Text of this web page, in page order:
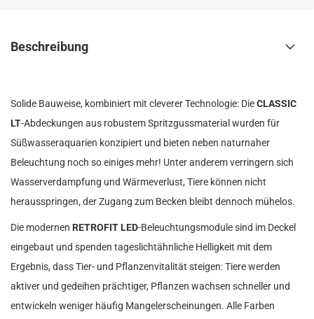
Beschreibung
Solide Bauweise, kombiniert mit cleverer Technologie: DieCLASSIC
LT-Abdeckungen aus robustem Spritzgussmaterial wurden für
Süßwasseraquarien konzipiert und bieten neben naturnaher
Beleuchtung noch so einiges mehr! Unter anderem verringern sich
Wasserverdampfung und Wärmeverlust, Tiere können nicht
herausspringen, der Zugang zum Becken bleibt dennoch mühelos.
Die modernen RETROFIT LED-Beleuchtungsmodule sind im Deckel
eingebaut und spenden tageslichtähnliche Helligkeit mit dem
Ergebnis, dass Tier- und Pflanzenvitalität steigen: Tiere werden
aktiver und gedeihen prächtiger, Pflanzen wachsen schneller und
entwickeln weniger häufig Mangelerscheinungen. Alle Farben